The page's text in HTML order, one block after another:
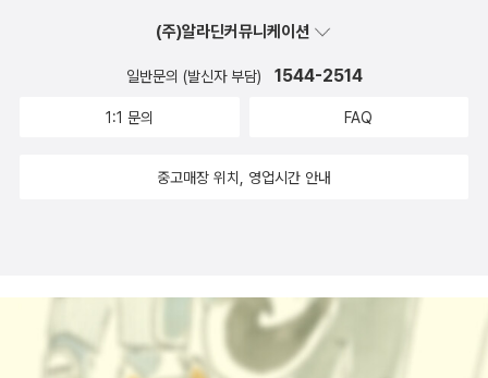
(주)알라딘커뮤니케이션
일반문의 (발신자 부담) 1544-2514
1:1 문의 FAQ
중고매장 위치, 영업시간 안내